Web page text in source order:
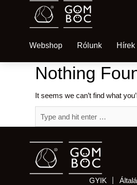
Webshop Rólunk Hírek
Nothing
It seems we can’t find what
GYIK